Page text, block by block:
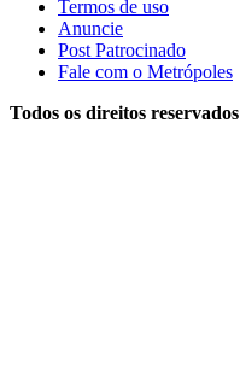
Termos de uso
Anuncie
Post Patrocinado
Fale com o Metrópoles
Todos os direitos reservados